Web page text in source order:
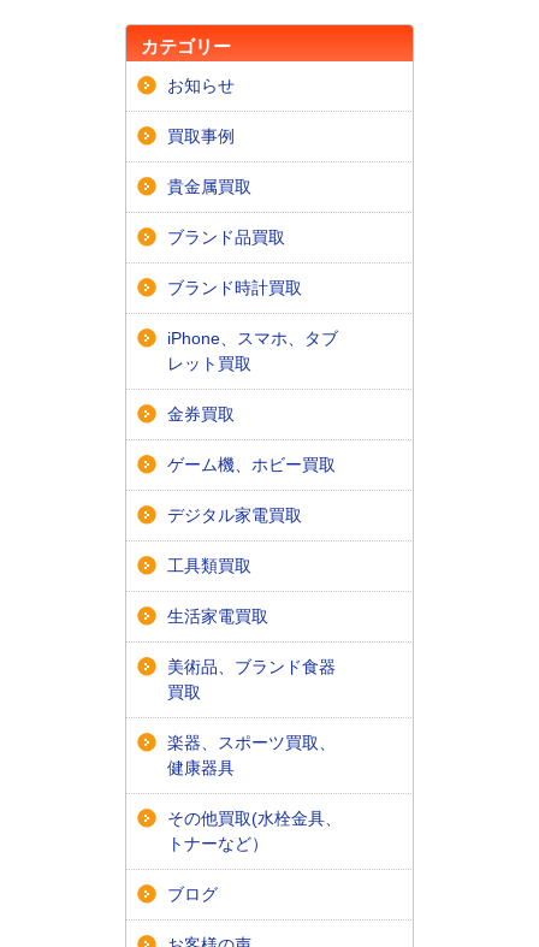
カテゴリー
お知らせ
買取事例
貴金属買取
ブランド品買取
ブランド時計買取
iPhone、スマホ、タブ
レット買取
金券買取
ゲーム機、ホビー買取
デジタル家電買取
工具類買取
生活家電買取
美術品、ブランド食器
買取
楽器、スポーツ買取、
健康器具
その他買取(水栓金具、
トナーなど）
ブログ